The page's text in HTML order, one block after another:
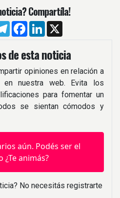
Compartíla!
TelegramFacebook
LinkedIn
de esta noticia
opiniones en relación a
en nuestra web. Evita los
para fomentar un
se sientan cómodos y
aún. Podés ser el
¿Te animás?
No necesitás registrarte